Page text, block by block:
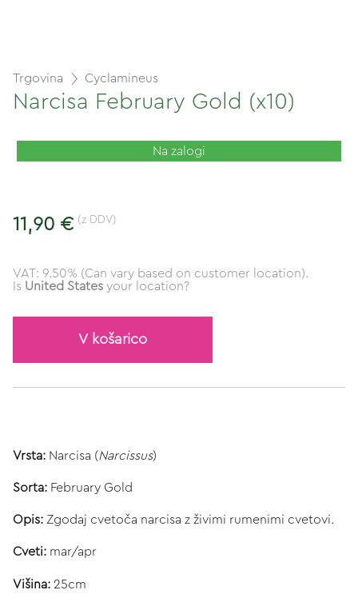
Trgovina Cyclamineus
Narcisa February Gold (x10)
Na zalogi
11,90 € (z DDV)
VAT: 9.50% (Can vary based on customer location).
Is United States your location?
V košarico
Vrsta: Narcisa (Narcissus)
Sorta: February Gold
Opis: Zgodaj cvetoča narcisa z živimi rumenimi cvetovi.
Cveti: mar/apr
Višina: 25cm